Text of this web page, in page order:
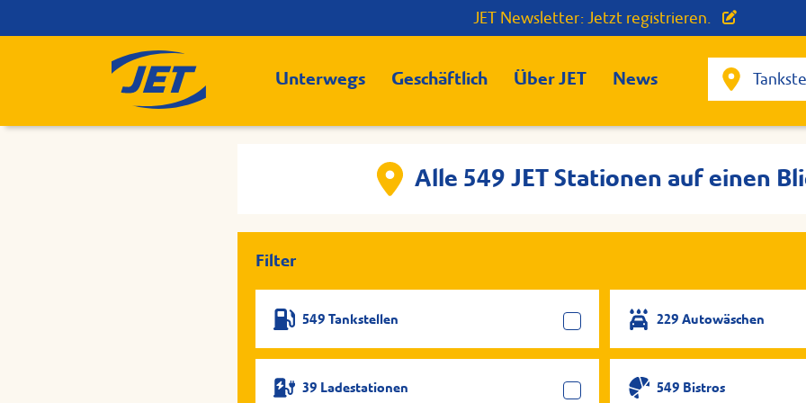
JET Newsletter: Jetzt registrieren.
Unterwegs Geschäftlich Über JET News
Alle 549 JET Stationen auf einen
Filter
549 Tankstellen 229 Autowäschen
39 Ladestationen 549 Bistros